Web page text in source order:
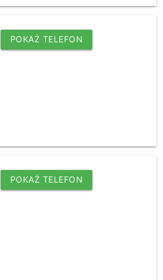
POKAŻ TELEFON
POKAŻ TELEFON